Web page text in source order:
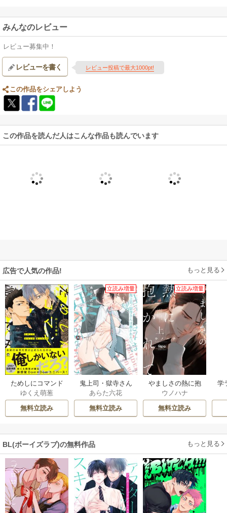
みんなのレビュー
レビュー募集中！
レビューを書く レビュー投稿で最大1000pt!
この作品をシェアしよう
この作品を読んだ人はこんな作品も読んでいます
広告で人気の作品! もっと見る
ためしにコマンド
言ってみた
ゆくえ萌葱
無料立読み
立読み増量
鬼上司・獄寺さん
は暴かれたい。
【コミックス版】
あらた六花
無料立読み
立読み増量
やましさの熱に抱
かれて 【電子限定
特典付き】
ウノハナ
無料立読み
学
BL(ボーイズラブ)の無料作品 もっと見る